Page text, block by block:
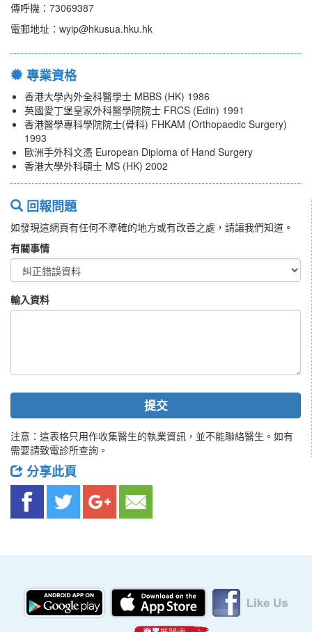
傳呼機：73069387
電郵地址：wyip@hkusua.hku.hk
專業資格
香港大學內外全科醫學士 MBBS (HK) 1986
英國愛丁堡皇家外科醫學院院士 FRCS (Edin) 1991
香港醫學專科學院院士(骨科) FHKAM (Orthopaedic Surgery)
1993
歐洲手外科文憑 European Diploma of Hand Surgery
香港大學外科碩士 MS (HK) 2002
回報問題
如發現這網頁有任何不準確的地方或有改善之處，請讓我們知道。
有關事情
輸入資料
提交
注意：這表格只用作收集醫生的執業資訊，並不能聯絡醫生。如有
需要請致電診所查詢。
分享此頁